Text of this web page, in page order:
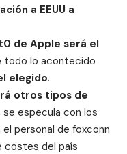
a EEUU a
de Apple será el
todo lo acontecido
elegido.
otros tipos de
se especula con los
personal de foxconn
costes del país